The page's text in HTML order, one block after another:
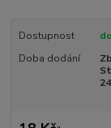
Dostupnost
Doba dodání